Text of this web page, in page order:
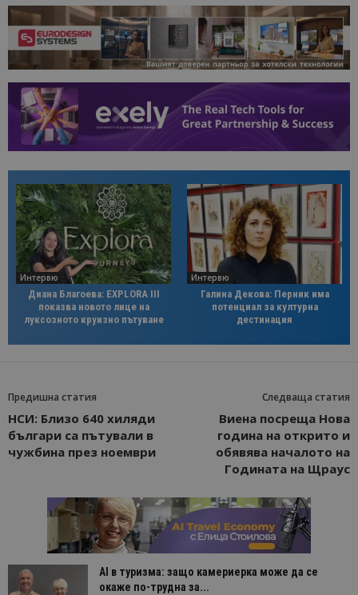
Интервю
Диана Благоева: EXPLORA III
показва новото лице на
луксозното круизно пътуване
Интервю
Галина Декова: Перник има
потенциал за културна
дестинация
Предишна статия
НСИ: Близо 640 хиляди
българи са пътували в
чужбина през ноември
Следваща статия
Виена посреща Нова
година на открито и
обявява началото на
Годината на Щраус
AI в туризма: защо камериерка може да се
окаже по-трудна за...